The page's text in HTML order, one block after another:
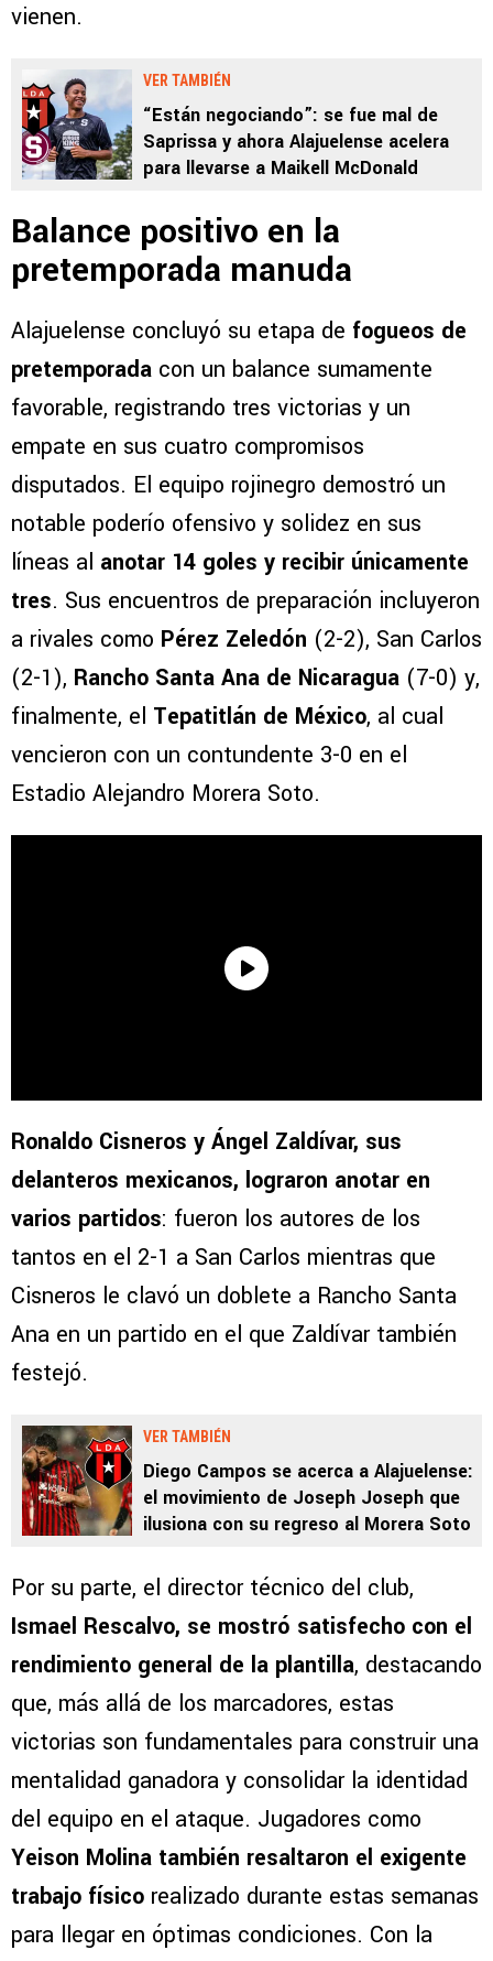
vienen.
VER TAMBIÉN
“Están negociando”: se fue mal de
Saprissa y ahora Alajuelense acelera
para llevarse a Maikell McDonald
Balance positivo en la
pretemporada manuda
Alajuelense concluyó su etapa de fogueos de
pretemporada con un balance sumamente
favorable, registrando tres victorias y un
empate en sus cuatro compromisos
disputados. El equipo rojinegro demostró un
notable poderío ofensivo y solidez en sus
líneas al anotar 14 goles y recibir únicamente
tres. Sus encuentros de preparación incluyeron
a rivales como Pérez Zeledón (2-2), San Carlos
(2-1), Rancho Santa Ana de Nicaragua (7-0) y,
finalmente, el Tepatitlán de México, al cual
vencieron con un contundente 3-0 en el
Estadio Alejandro Morera Soto.
Ronaldo Cisneros y Ángel Zaldívar, sus
delanteros mexicanos, lograron anotar en
varios partidos: fueron los autores de los
tantos en el 2-1 a San Carlos mientras que
Cisneros le clavó un doblete a Rancho Santa
Ana en un partido en el que Zaldívar también
festejó.
VER TAMBIÉN
Diego Campos se acerca a Alajuelense:
el movimiento de Joseph Joseph que
ilusiona con su regreso al Morera Soto
Por su parte, el director técnico del club,
Ismael Rescalvo, se mostró satisfecho con el
rendimiento general de la plantilla, destacando
que, más allá de los marcadores, estas
victorias son fundamentales para construir una
mentalidad ganadora y consolidar la identidad
del equipo en el ataque. Jugadores como
Yeison Molina también resaltaron el exigente
trabajo físico realizado durante estas semanas
para llegar en óptimas condiciones. Con la